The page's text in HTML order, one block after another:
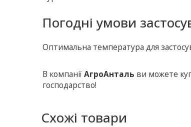
Погодні умови
Оптимальна температура для
В компаніїАгроАнталь ви можете
господарство!
Схожі товари